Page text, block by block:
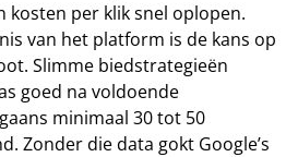
kosten per klik snel oplopen.
van het platform is de kans op
Slimme biedstrategieën
goed na voldoende
minimaal 30 tot 50
Zonder die data gokt Google’s